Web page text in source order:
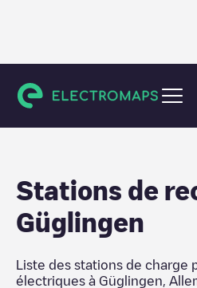
Stuttgart
Stations de
Güglingen
Liste des stations de charge
électriques à Güglingen